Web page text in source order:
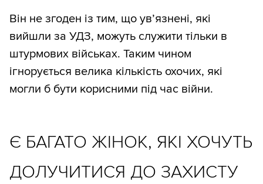
Він не згоден із тим, що ув’язнені, які
вийшли за УДЗ, можуть служити тільки в
штурмових військах. Таким чином
ігнорується велика кількість охочих, які
могли б бути корисними під час війни.
Є БАГАТО ЖІНОК, ЯКІ ХОЧУТЬ
ДОЛУЧИТИСЯ ДО ЗАХИСТУ